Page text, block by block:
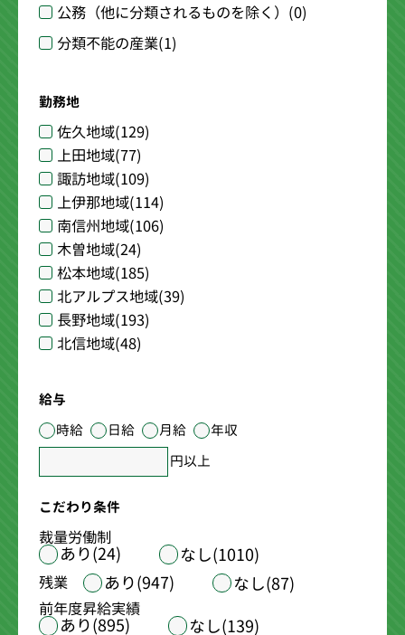
公務（他に分類されるものを除く） (0)
分類不能の産業(1)
勤務地
佐久地域(129)
上田地域(77)
諏訪地域(109)
上伊那地域(114)
南信州地域(106)
木曽地域(24)
松本地域(185)
北アルプス地域(39)
長野地域(193)
北信地域(48)
給与
時給
日給 月給
年収
円以上
こだわり条件
裁量労働制
あり(24) なし(1010)
残業 あり(947) なし(87)
前年度昇給実績
あり(895) なし(139)